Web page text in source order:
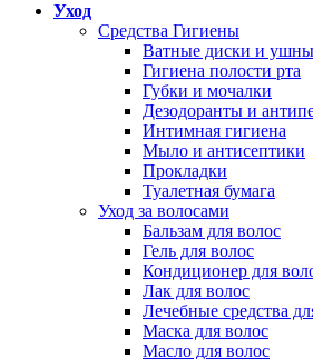
Уход
Средства Гигиены
Ватные диски и
Гигиена полости рта
Губки и мочалки
Дезодоранты и
Интимная гигиена
Мыло и антисептики
Прокладки
Туалетная бумага
Уход за волосами
Бальзам для волос
Гель для волос
Кондиционер для
Лак для волос
Лечебные средства
Маска для волос
Масло для волос